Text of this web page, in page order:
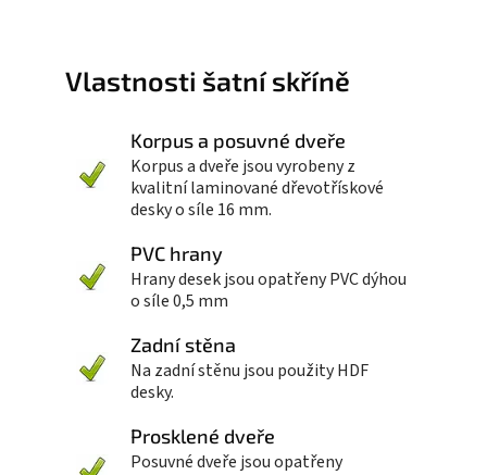
Vlastnosti šatní skříně
Korpus a posuvné dveře
Korpus a dveře jsou vyrobeny z
kvalitní laminované dřevotřískové
desky o síle 16 mm.
PVC hrany
Hrany desek jsou opatřeny PVC dýhou
o síle 0,5 mm
Zadní stěna
Na zadní stěnu jsou použity HDF
desky.
Prosklené dveře
Posuvné dveře jsou opatřeny